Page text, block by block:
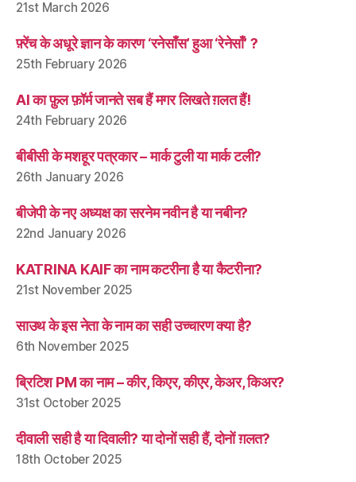
21st March 2026
फ़्रेंच के अधूरे ज्ञान के कारण ‘रनेसाँस’ हुआ ‘रेनेसाँ’ ?
25th February 2026
AI का फ़ुल फ़ॉर्म जानते सब हैं मगर लिखते ग़लत हैं!
24th February 2026
बीबीसी के मशहूर पत्रकार – मार्क टुली या मार्क टली?
26th January 2026
बीजेपी के नए अध्यक्ष का सरनेम नवीन है या नबीन?
22nd January 2026
KATRINA KAIF का नाम कटरीना है या कैटरीना?
21st November 2025
साउथ के इस नेता के नाम का सही उच्चारण क्या है?
6th November 2025
ब्रिटिश PM का नाम – कीर, किएर, कीएर, केअर, किअर?
31st October 2025
दीवाली सही है या दिवाली? या दोनों सही हैं, दोनों ग़लत?
18th October 2025